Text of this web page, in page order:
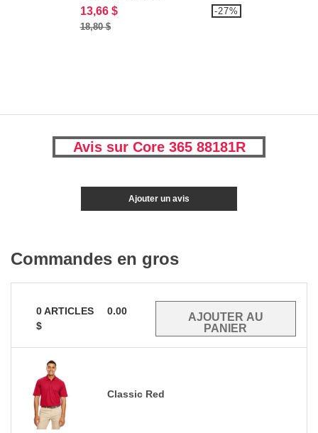
13,66 $
18,80 $
-27%
Avis sur Core 365 88181R
Ajouter un avis
Commandes en gros
0ARTICLES
0.00
$
Classic Red